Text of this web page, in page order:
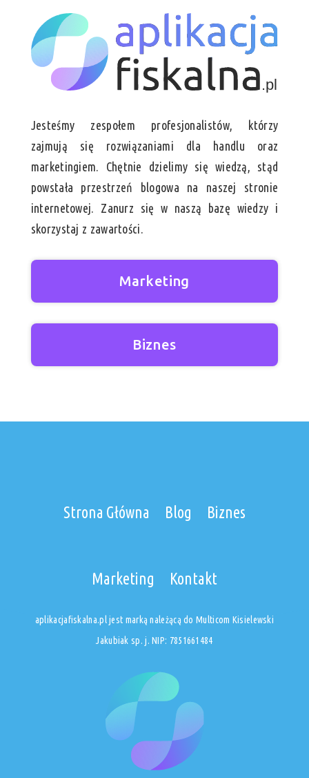
Jesteśmy zespołem profesjonalistów, którzy
zajmują się rozwiązaniami dla handlu oraz
marketingiem. Chętnie dzielimy się wiedzą, stąd
powstała przestrzeń blogowa na naszej stronie
internetowej. Zanurz się w naszą bazę wiedzy i
skorzystaj z zawartości.
Marketing
Biznes
Strona Główna Blog Biznes
Marketing Kontakt
aplikacjafiskalna.pl jest marką należącą do Multicom Kisielewski
Jakubiak sp. j. NIP: 7851661484